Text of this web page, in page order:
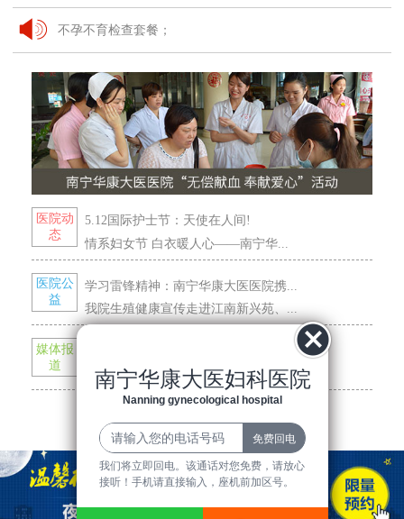
不孕不育检查套餐；
关爱女性 检查优惠活动；
医院动
态
5.12国际护士节：天使在人间!
情系妇女节 白衣暖人心——南宁华...
医院公
益
学习雷锋精神：南宁华康大医医院携...
我院生殖健康宣传走进江南新兴苑、...
媒体报
道
南宁华康大医医院与市一院正式组建...
我院组织无偿献血活动 血浓情更浓
南宁华康大医妇科医院
Nanning gynecological hospital
我们将立即回电。该通话对您免费，请放心
接听！手机请直接输入，座机前加区号。